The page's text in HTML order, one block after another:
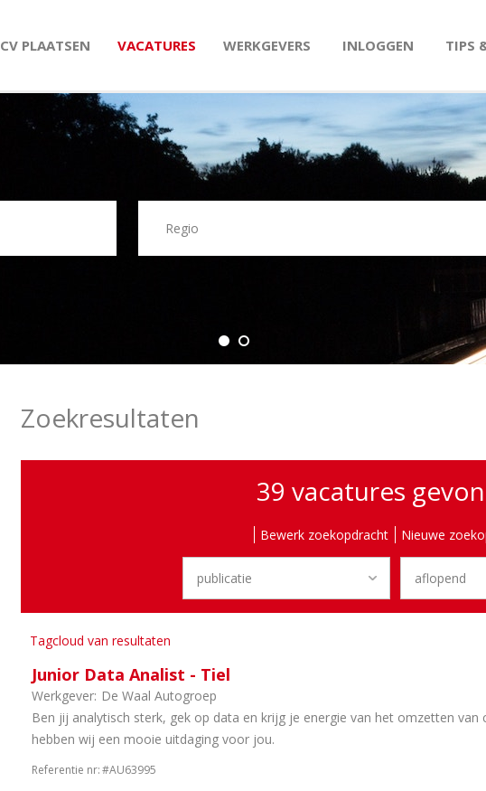
CV PLAATSEN VACATURES WERKGEVERS INLOGGEN TIPS
Zoekresultaten
39 vacatures
Bewerk zoekopdracht Nieuwe
Tagcloud van resultaten
Junior Data Analist - Tiel
Werkgever: De Waal Autogroep
Ben jij analytisch sterk, gek op data en krijg je energie van het omzetten van
hebben wij een mooie uitdaging voor jou.
Referentie nr:#AU63995